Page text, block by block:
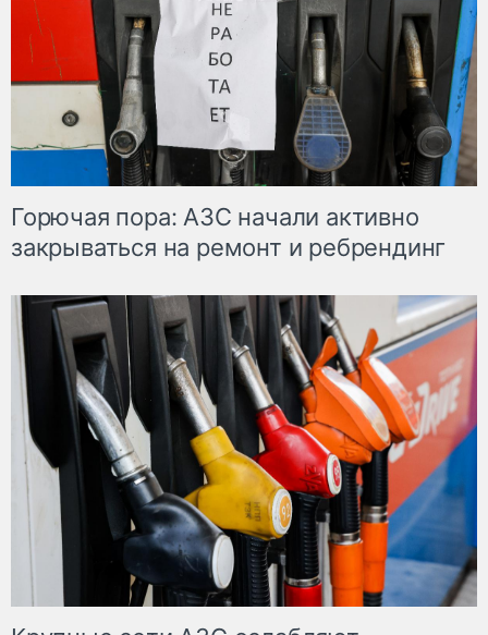
Горючая пора: АЗС начали активно
закрываться на ремонт и ребрендинг